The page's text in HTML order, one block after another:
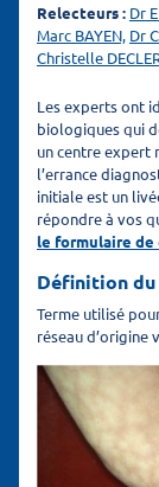
Relecteurs : Dr
Marc BAYEN, Dr
Christelle
Les experts ont
biologiques qui
un centre expert
l’errance
initiale est un
répondre à vos
le formulaire
Définition
Terme utilisé
réseau d’origine